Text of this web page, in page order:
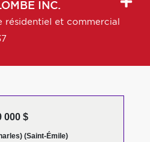
INC.
résidentiel et commercial
000 $
(Saint-Émile)